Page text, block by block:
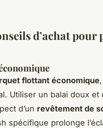
d’achat pour
flottant économique
Utiliser un balai doux et
d’un revêtement de
spécifique prolonge